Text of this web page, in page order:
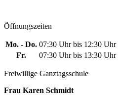
Öffnungszeiten
Mo. - Do. 07:30 Uhr bis 12:30 Uhr
Fr.
07:30 Uhr bis 13:30 Uhr
Freiwillige Ganztagsschule
Frau Karen Schmidt